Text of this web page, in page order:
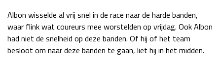
GP QATAR 2026 27 - 29 nov
Kwalificatie
za 15:00 - 16:00
Race
zo 14:00 - 16:00
Albon wisselde al vrij snel in de race naar de harde banden,
waar flink wat coureurs mee worstelden op vrijdag. Ook Albon
had niet de snelheid op deze banden. Of hij of het team
besloot om naar deze banden te gaan, liet hij in het midden.